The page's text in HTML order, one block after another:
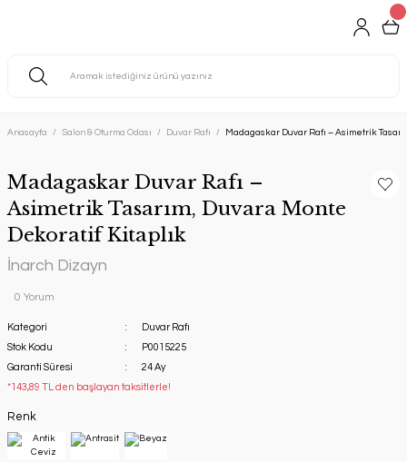
Anasayfa Salon & Oturma Odası Duvar Rafı Madagaskar Duvar Rafı – Asimetrik
Madagaskar Duvar Rafı –
Asimetrik Tasarım, Duvara Monte
Dekoratif Kitaplık
İnarch Dizayn
0 Yorum
Kategori
Duvar Rafı
Stok Kodu
P0015225
Garanti Süresi
24 Ay
*143,89 TL den başlayan taksitlerle!
Renk